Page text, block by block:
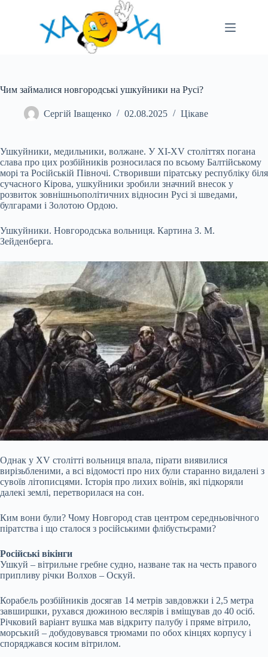
Чим займалися новгородські ушкуйники на Русі?
Сергій Іващенко 02.08.2025 Цікаве
Ушкуйники, медильники, волжане. У XI-XV століттях погана
слава про цих розбійників розносилася по всьому Балтійському
морі та Російській Півночі. Створивши піратську республіку біля
сучасного Кірова, ушкуйники зробили значний внесок у
розвиток зовнішньополітичних відносин Русі зі шведами,
булгарами і Золотою Ордою.
Ушкуйники. Новгородська вольниця. Картина З. М.
Зейденберга.
Однак у XV столітті вольниця впала, пірати виявилися
вирізьбленими, а всі відомості про них були старанно видалені з
сувоїв літописцями. Історія про лихих воїнів, які підкоряли
далекі землі, перетворилася на сон.
Ким вони були? Чому Новгород став центром середньовічного
піратства і що сталося з російськими флібустьєрами?
Російські вікінги
Ушкуй – вітрильне гребне судно, назване так на честь правого
припливу річки Волхов – Оскуй.
Корабель розбійників досягав 14 метрів завдовжки і 2,5 метра
завширшки, рухався дюжиною веслярів і вміщував до 40 осіб.
Річковий варіант вушка мав відкриту палубу і пряме вітрило,
морський – добудовувався трюмами по обох кінцях корпусу і
споряджався косим вітрилом.